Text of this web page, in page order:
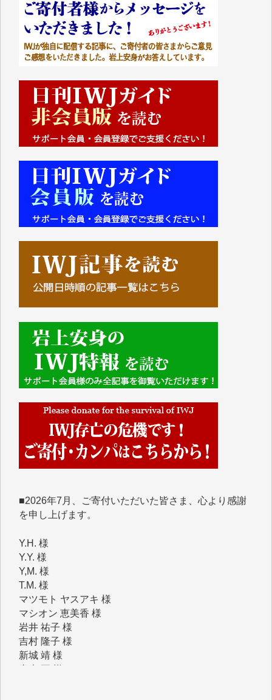
■■■■■■
IWJには、ご寄付・カンパをいただいた方々より、た
めて、その一部をここにご紹介いたします。
■■■■■■
■2026年7月、ご寄付いただいた皆さま、心より感謝
を申し上げます。
Y.H. 様
Y.Y. 様
T.M. 様
マツモト ヤスアキ 様
マシオン 恵美香 様
岩井 祐子 様
吉村 隆子 様
新城 靖 様
青木 要 様
T.Y. 様
K.O. 様
Y.S. 様